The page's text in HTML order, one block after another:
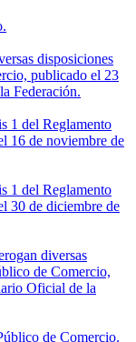
disposiciones
publicado el 23
Federación.
1 del Reglamento
16 de noviembre de
1 del Reglamento
30 de diciembre de
diversas
de Comercio,
Oficial de la
de Comercio.